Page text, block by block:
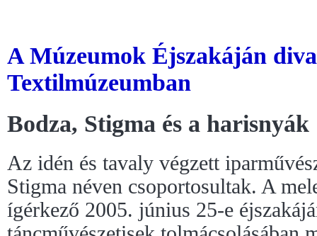
A Múzeumok Éjszakáján
Textilmúzeumban
Bodza, Stigma és a harisnyák
Az idén és tavaly végzett
Stigma néven csoportosultak. A
ígérkező 2005. június 25-e